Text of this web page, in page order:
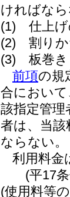
ければな
(1)
仕上
(2)
割り
(3)
板巻
前項の規
合において
該指定管
者は、当該
ならない。
利用料金
(平17
(使用料等